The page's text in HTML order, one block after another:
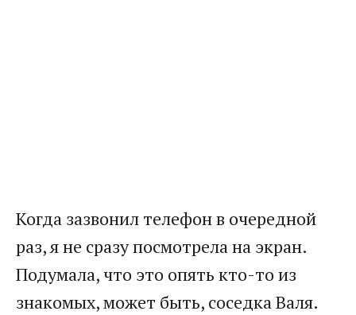
Когда зазвонил телефон в очередной
раз, я не сразу посмотрела на экран.
Подумала, что это опять кто-то из
знакомых, может быть, соседка Валя.